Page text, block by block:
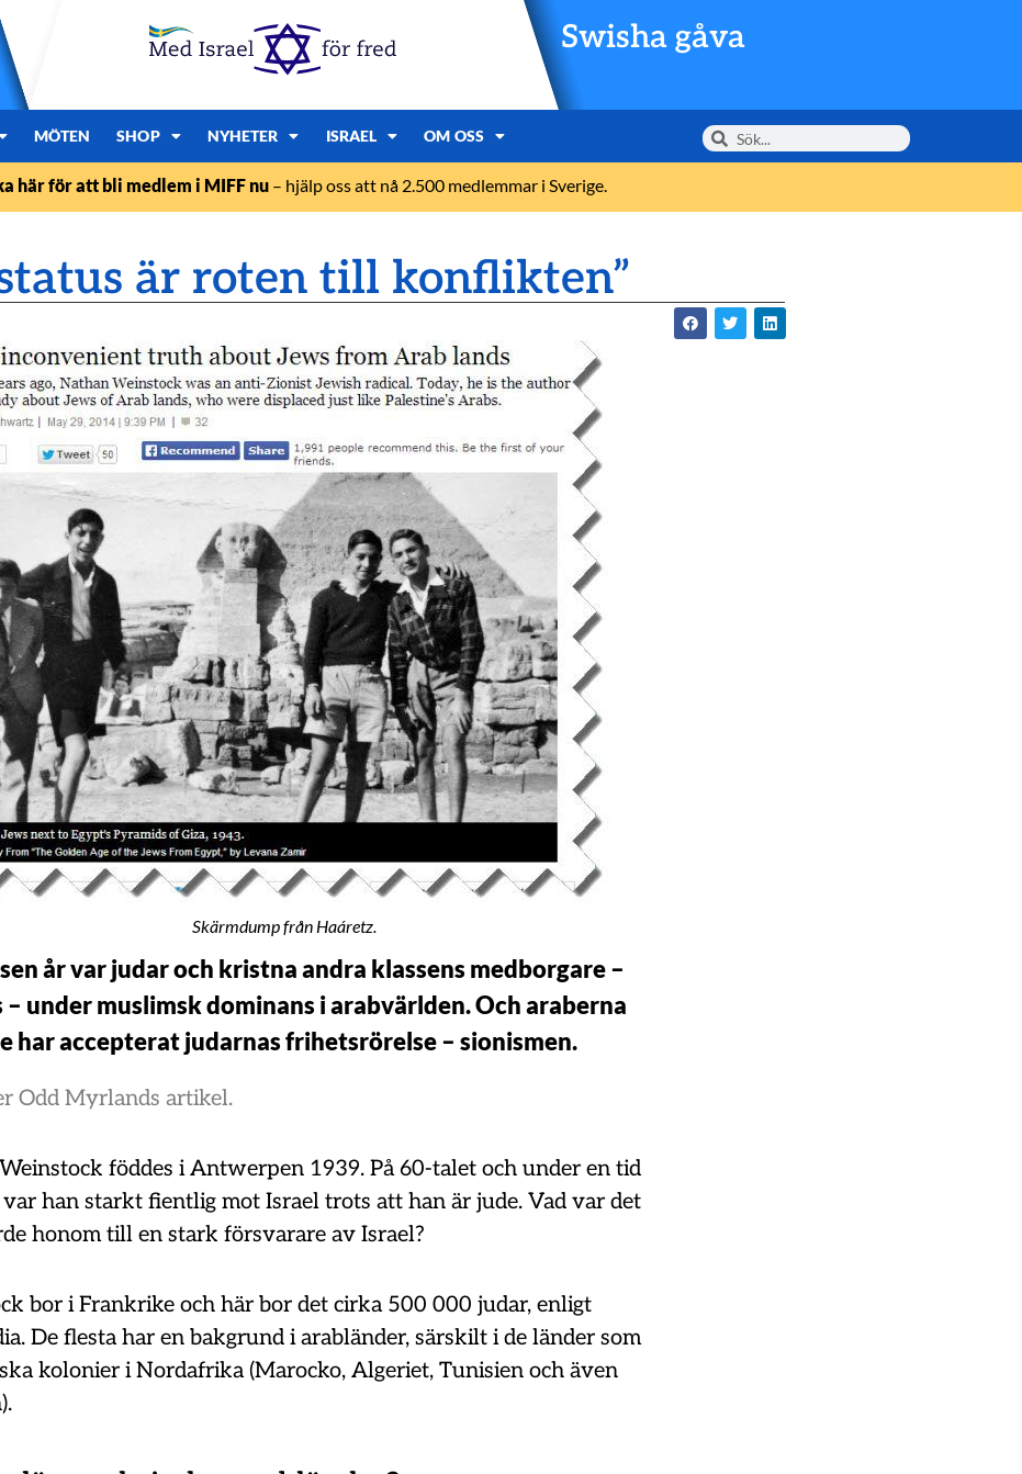
Swisha gåva
MÖTEN SHOP NYHETER ISRAEL OM OSS
här för att bli medlem i MIFF nu– hjälp oss att nå 2.500 medlemmar i Sverige.
är roten till konflikten”
Skärmdump från Haáretz.
år var judar och kristna andra klassens medborgare –
under muslimsk dominans i arabvärlden. Och araberna
har accepterat judarnas frihetsrörelse – sionismen.
Odd Myrlands artikel.
föddes i Antwerpen 1939. På 60-talet och under en tid
han starkt fientlig mot Israel trots att han är jude. Vad var det
honom till en stark försvarare av Israel?
bor i Frankrike och här bor det cirka 500 000 judar, enligt
De flesta har en bakgrund i arabländer, särskilt i de länder som
kolonier i Nordafrika (Marocko, Algeriet, Tunisien och även